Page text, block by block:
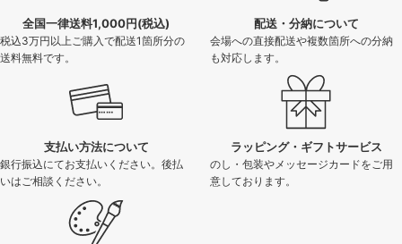
全国一律送料1,000円(税込)
税込3万円以上ご購入で配送1箇所分の
送料無料です。
配送・分納について
会場への直接配送や複数箇所への分納
も対応します。
支払い方法について
銀行振込にてお支払いください。後払
いはご相談ください。
ラッピング・ギフトサービス
のし・包装やメッセージカードをご用
意しております。